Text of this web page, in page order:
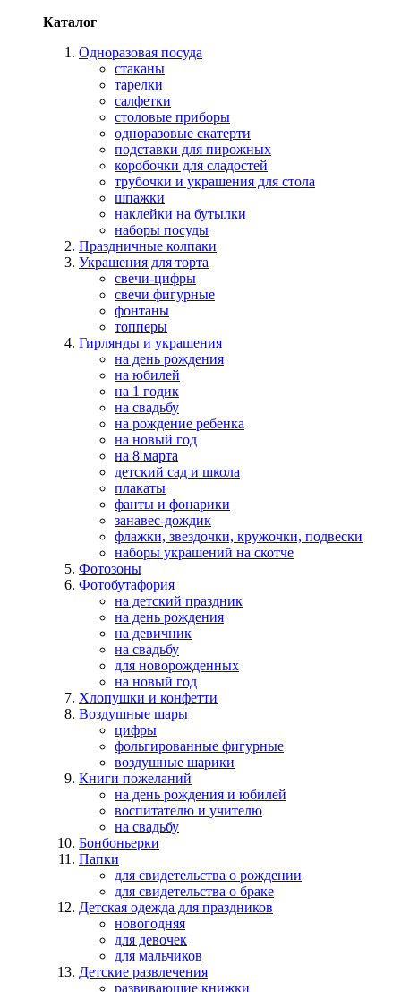
Каталог
Одноразовая посуда
стаканы
тарелки
салфетки
столовые приборы
одноразовые скатерти
подставки для пирожных
коробочки для сладостей
трубочки и украшения для стола
шпажки
наклейки на бутылки
наборы посуды
Праздничные колпаки
Украшения для торта
свечи-цифры
свечи фигурные
фонтаны
топперы
Гирлянды и украшения
на день рождения
на юбилей
на 1 годик
на свадьбу
на рождение ребенка
на новый год
на 8 марта
детский сад и школа
плакаты
фанты и фонарики
занавес-дождик
флажки, звездочки, кружочки, подвески
наборы украшений на скотче
Фотозоны
Фотобутафория
на детский праздник
на день рождения
на девичник
на свадьбу
для новорожденных
на новый год
Хлопушки и конфетти
Воздушные шары
цифры
фольгированные фигурные
воздушные шарики
Книги пожеланий
на день рождения и юбилей
воспитателю и учителю
на свадьбу
Бонбоньерки
Папки
для свидетельства о рождении
для свидетельства о браке
Детская одежда для праздников
новогодняя
для девочек
для мальчиков
Детские развлечения
развивающие книжки